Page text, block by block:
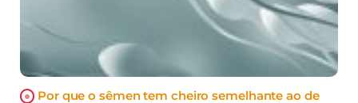
Por que o sêmen tem cheiro semelhante ao de